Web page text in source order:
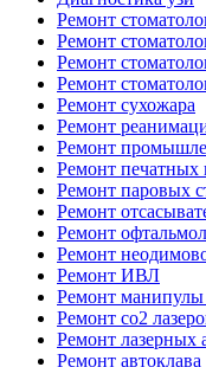
Ремонт
Ремонт
Ремонт
Ремонт
Ремонт сухожара
Ремонт
Ремонт
Ремонт печатных
Ремонт паровых
Ремонт
Ремонт
Ремонт
Ремонт ИВЛ
Ремонт манипулы
Ремонт co2
Ремонт лазерных
Ремонт автоклава